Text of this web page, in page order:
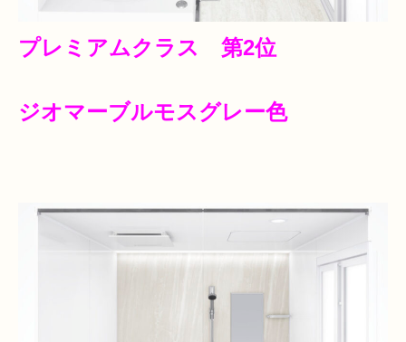
プレミアムクラス 第2位
ジオマーブルモスグレー色